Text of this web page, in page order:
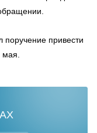
привести